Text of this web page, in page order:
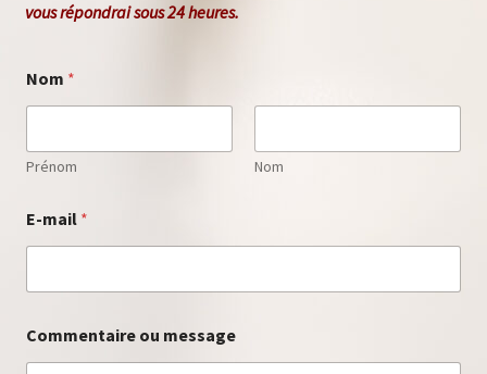
vous répondrai sous 24 heures.
e
s
g
o
m
e
t
Nom *
Prénom Nom
E-mail *
Commentaire ou message